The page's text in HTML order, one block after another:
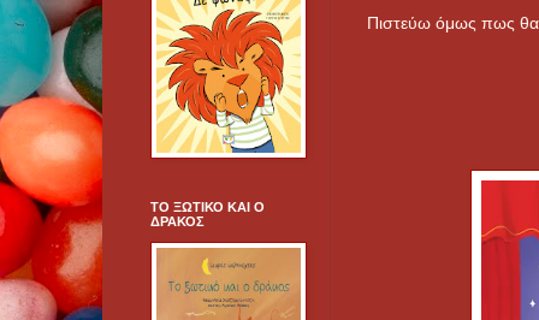
Πιστεύω όμως πως θα
ΤΟ ΞΩΤΙΚΟ ΚΑΙ Ο
ΔΡΑΚΟΣ